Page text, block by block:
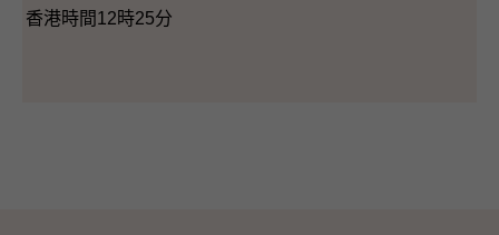
香港時間12時25分